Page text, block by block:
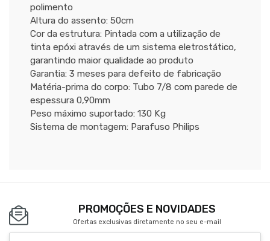
polimento
Altura do assento: 50cm
Cor da estrutura: Pintada com a utilização de
tinta epóxi através de um sistema eletrostático,
garantindo maior qualidade ao produto
Garantia: 3 meses para defeito de fabricação
Matéria-prima do corpo: Tubo 7/8 com parede de
espessura 0,90mm
Peso máximo suportado: 130 Kg
Sistema de montagem: Parafuso Philips
PROMOÇÕES E NOVIDADES
Ofertas exclusivas diretamente no seu e-mail